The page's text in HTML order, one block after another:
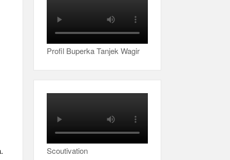
Profil Buperka Tanjek Wagir
Scoutivation